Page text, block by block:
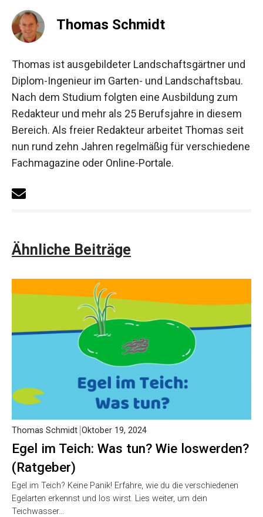
Thomas Schmidt
Thomas ist ausgebildeter Landschaftsgärtner und
Diplom-Ingenieur im Garten- und Landschaftsbau.
Nach dem Studium folgten eine Ausbildung zum
Redakteur und mehr als 25 Berufsjahre in diesem
Bereich. Als freier Redakteur arbeitet Thomas seit
nun rund zehn Jahren regelmäßig für verschiedene
Fachmagazine oder Online-Portale.
Ähnliche Beiträge
Egel im Teich: Was tun? Wie loswerden?
(Ratgeber)
Thomas Schmidt Oktober 19, 2024
Egel im Teich? Keine Panik! Erfahre, wie du die verschiedenen
Egelarten erkennst und los wirst. Lies weiter, um dein
Teichwasser…